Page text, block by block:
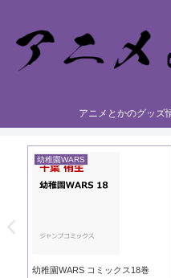
アニメとかのグッズ
幼稚園WARS
幼稚園WARS コミックス18巻